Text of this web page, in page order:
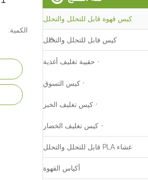
الكمية:
كيس قهوة قابل للتحلل والتحلل
كيس قابل للتحلل والتحلل
حقيبة تغليف أغذية
كيس التسوق
كيس تغليف الخبز
كيس تغليف الخضار
غشاء PLA قابل للتحلل والتحلل
أكياس القهوة